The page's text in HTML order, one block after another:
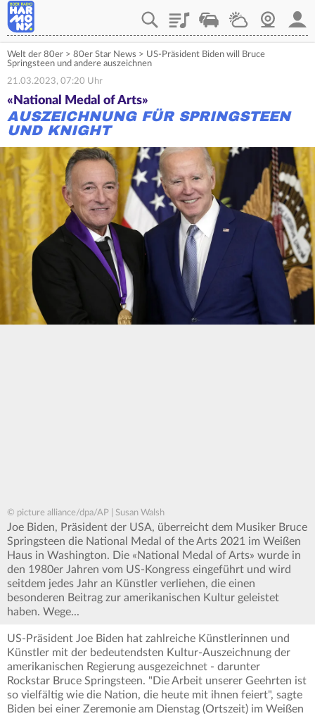
PlaylistVerkehrWetterWebcam
Welt der 80er > 80er Star News > US-Präsident Biden will Bruce
Springsteen und andere auszeichnen
21.03.2023, 07:20 Uhr
«National Medal of Arts»
AUSZEICHNUNG FÜR SPRINGSTEEN
UND KNIGHT
© picture alliance/dpa/AP | Susan Walsh
Joe Biden, Präsident der USA, überreicht dem Musiker Bruce
Springsteen die National Medal of the Arts 2021 im Weißen
Haus in Washington. Die «National Medal of Arts» wurde in
den 1980er Jahren vom US-Kongress eingeführt und wird
seitdem jedes Jahr an Künstler verliehen, die einen
besonderen Beitrag zur amerikanischen Kultur geleistet
haben. Wege...
US-Präsident Joe Biden hat zahlreiche Künstlerinnen und
Künstler mit der bedeutendsten Kultur-Auszeichnung der
amerikanischen Regierung ausgezeichnet - darunter
Rockstar Bruce Springsteen. "Die Arbeit unserer Geehrten ist
so vielfältig wie die Nation, die heute mit ihnen feiert", sagte
Biden bei einer Zeremonie am Dienstag (Ortszeit) im Weißen